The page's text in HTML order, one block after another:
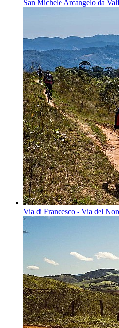
San Michele Arcangelo da
Via di Francesco - Via del